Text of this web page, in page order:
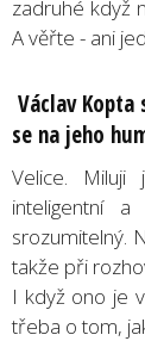
zadruhé když
A věřte - ani
Václav
se na jeho
Velice.
inteligentní
srozumitelný.
takže při
I když ono je
třeba o tom,